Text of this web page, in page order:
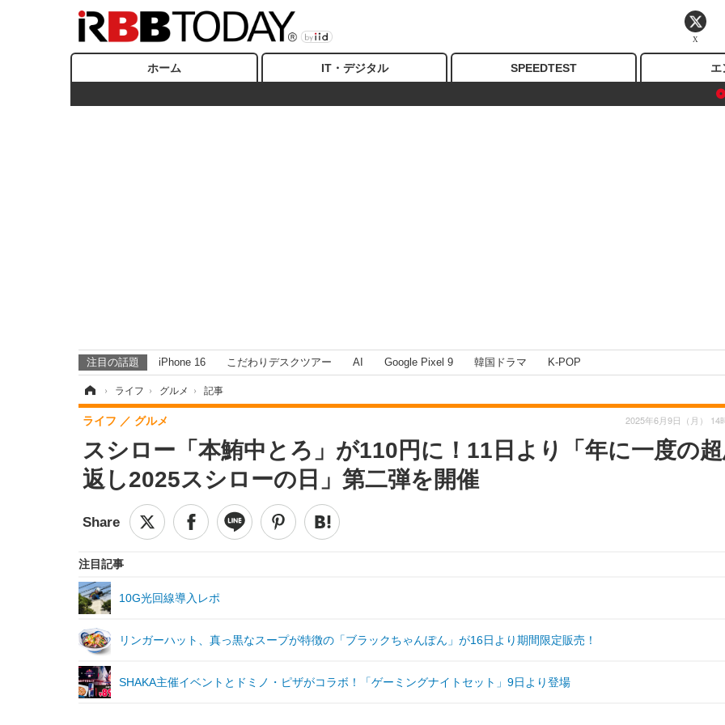
ホーム IT・デジタル SPEEDTEST エ
注目の話題 iPhone 16 こだわりデスクツアー AI Google Pixel 9 韓国ドラマ K-POP
› ライフ › グルメ › 記事
スシロー「本鮪中とろ」が110円に！11日より「年に一度の
返し2025スシローの日」第二弾を開催
ライフ グルメ 2025年6月9日（月） 14
注目記事
10G光回線導入レポ
リンガーハット、真っ黒なスープが特徴の「ブラックちゃんぽん」が16日より期間限定販売！
SHAKA主催イベントとドミノ・ピザがコラボ！「ゲーミングナイトセット」9日より登場
X